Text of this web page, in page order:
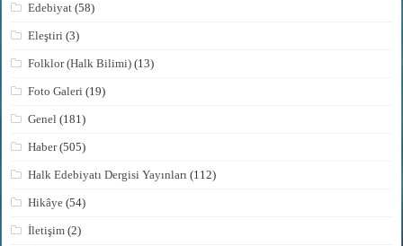
Edebiyat (58)
Eleştiri (3)
Folklor (Halk Bilimi) (13)
Foto Galeri (19)
Genel (181)
Haber(505)
Halk Edebiyatı Dergisi Yayınları (112)
Hikâye (54)
İletişim (2)